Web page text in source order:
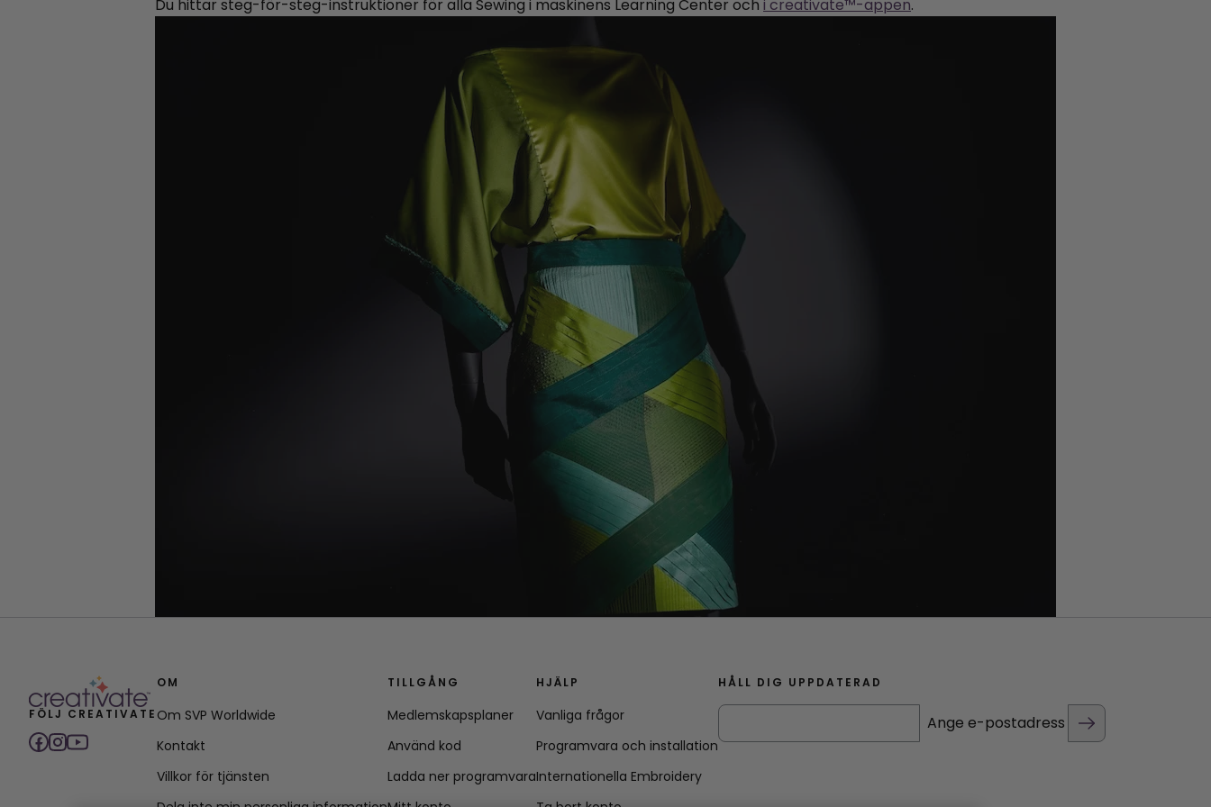
Du hittar steg-för-steg-instruktioner för alla Sewing i maskinens Learning Center och i creativate™-appen.
FÖLJ CREATIVATE
OM
Om SVP Worldwide
Kontakt
Villkor för tjänsten
TILLGÅNG
Medlemskapsplaner
Använd kod
Ladda ner programvara
HJÄLP
Vanliga frågor
Programvara och installation
Internationella Embroidery
HÅLL DIG UPPDATERAD
Ange e-postadress